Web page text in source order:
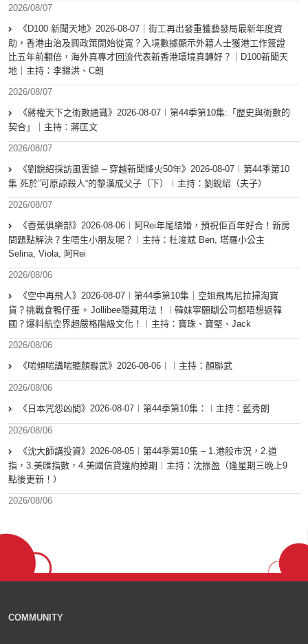
2026/08/07
《D100 新聞天地》2026-08-07｜街工再出發重獲藝發局最新年度資
助，香港由治及興政策開始從寬？入境數據顯示外籍人士獲港工作簽證
比五年前翻倍，海外真專才回流代表新香港環境真轉好？｜D100新聞天
地｜主持：李錦洪、C朗
2026/08/07
《蔣權天下之術數通識》2026-08-07︱第44季第10集:「歴史與術數的
契合」｜主持：蔣匡文
2026/08/07
《劉銳紹採訪風雲錄 – 穿越新聞烽火50年》2026-08-07︱第44季第10
集 死於”可原諒殺人“的黎漢成父子（下）︱主持：劉銳紹（夫子）
2026/08/07
《香蕉俱樂部》2026-08-06︱阿Rei年尾結婚，預祝佢百年好合！新房
問題點解決？生唔生小朋友呢？︱主持：杜浚斌 Ben, 塔羅小公主
Selina, Viola, 阿Rei
2026/08/06
《空中再飛人》2026-08-07︱第44季第10集｜空姐飛馬尼拉掃淘寶
貨？挑戰食鴨仔蛋 + Jollibee隱藏用法！︱韓妹寧願瞓公司都唔想返韓
國？爆料航空界超嚴格階級文化！︱主持：寶珠、寶堅、Jack
2026/08/06
《啱傾啱講啱聽顏聯武》2026-08-06︱︱主持：顏聯武
2026/08/06
《日本咒怨凶間》2026-08-07︱第44季第10集：︱主持：藍秀朗
2026/08/06
《沈大師講投資》2026-08-05︱第44季第10集 – 1.港股市況，2.道
指，3.美匯指數，4.美國信貸違約掉期︱主持：沈振盈（逢星期三晚上9
點後更新！）
2026/08/06
COMMUNITY